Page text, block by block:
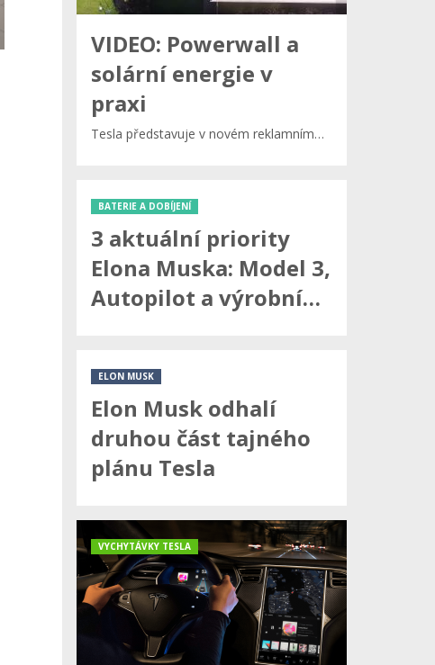
VIDEO: Powerwall a
solární energie v
praxi
Tesla představuje v novém reklamním…
3 aktuální priority
Elona Muska: Model 3,
Autopilot a výrobní…
BATERIE A DOBÍJENÍ
Elon Musk odhalí
druhou část tajného
plánu Tesla
ELON MUSK
VYCHYTÁVKY TESLA